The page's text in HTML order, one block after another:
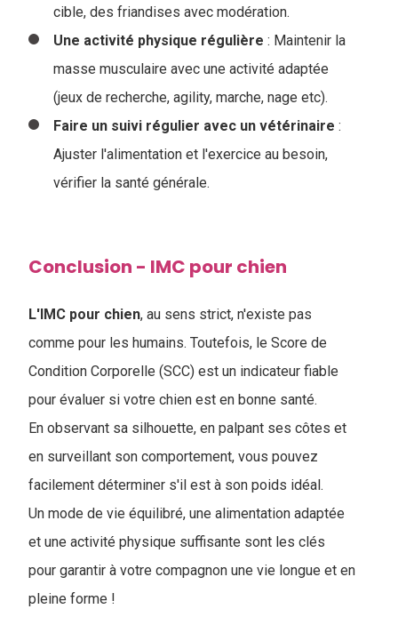
cible, des friandises avec modération.
Une activité physique régulière : Maintenir la
masse musculaire avec une activité adaptée
(jeux de recherche, agility, marche, nage etc).
Faire un suivi régulier avec un vétérinaire :
Ajuster l'alimentation et l'exercice au besoin,
vérifier la santé générale.
Conclusion - IMC pour chien
L'IMC pour chien, au sens strict, n'existe pas
comme pour les humains. Toutefois, le Score de
Condition Corporelle (SCC) est un indicateur fiable
pour évaluer si votre chien est en bonne santé.
En observant sa silhouette, en palpant ses côtes et
en surveillant son comportement, vous pouvez
facilement déterminer s'il est à son poids idéal.
Un mode de vie équilibré, une alimentation adaptée
et une activité physique suffisante sont les clés
pour garantir à votre compagnon une vie longue et en
pleine forme !